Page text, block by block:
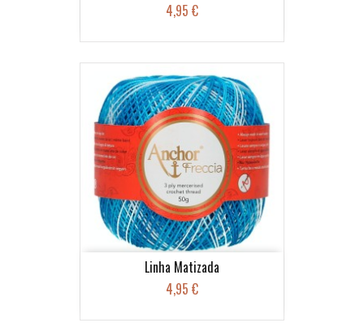
4,95 €
Linha Matizada
4,95 €